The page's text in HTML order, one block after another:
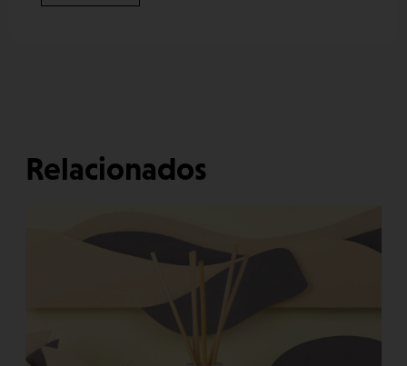
Relacionados